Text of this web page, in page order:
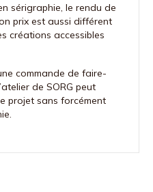
sérigraphie, le rendu de
prix est aussi différent
créations accessibles
commande de faire-
de SORG peut
projet sans forcément